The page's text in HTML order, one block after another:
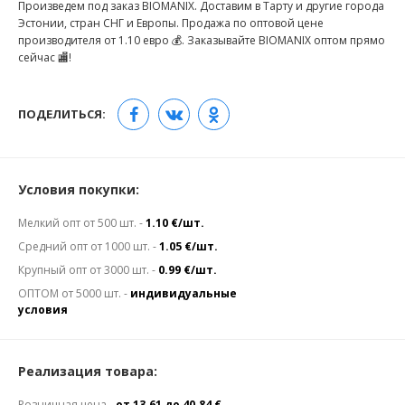
Произведем под заказ BIOMANIX. Доставим в Тарту и другие города
Эстонии, стран СНГ и Европы. Продажа по оптовой цене
производителя от 1.10 евро 💰. Заказывайте BIOMANIX оптом прямо
сейчас 🏬!
ПОДЕЛИТЬСЯ:
Условия покупки:
Мелкий опт от 500 шт. -1.10 €/шт.
Средний опт от 1000 шт. -1.05 €/шт.
Крупный опт от 3000 шт. - 0.99 €/шт.
ОПТОМ от 5000 шт. - индивидуальные
условия
Реализация товара: